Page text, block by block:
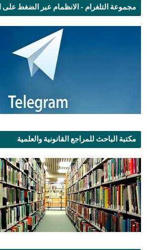
مجموعة التلغرام - الانظمام عبر الضغط على
مكتبة الباحث للمراجع القانونية والعلمية